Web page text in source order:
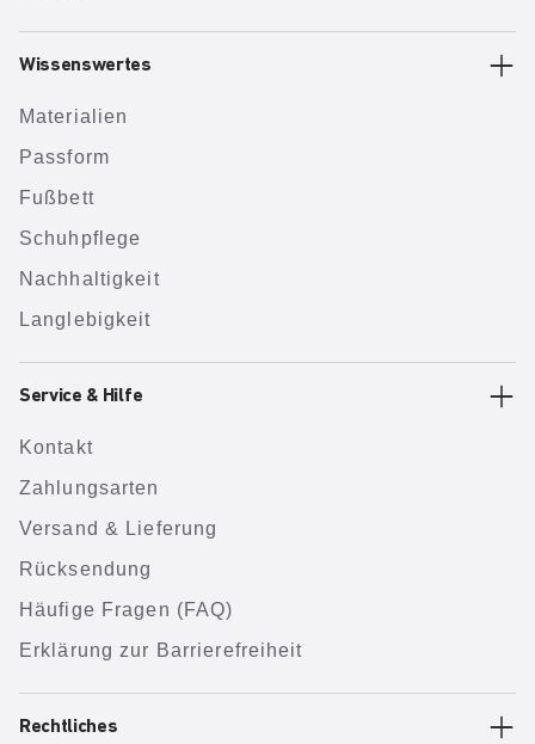
Wissenswertes
Materialien
Passform
Fußbett
Schuhpflege
Nachhaltigkeit
Langlebigkeit
Service & Hilfe
Kontakt
Zahlungsarten
Versand & Lieferung
Rücksendung
Häufige Fragen (FAQ)
Erklärung zur Barrierefreiheit
Rechtliches